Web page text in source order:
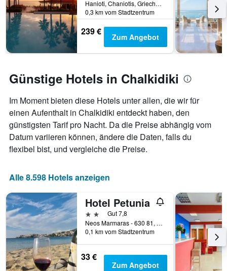
Hanioti, Chaniotis, Griechenland
0,3 km vom Stadtzentrum
239 € Zum Angebot
Günstige Hotels in Chalkidiki
Im Moment bieten diese Hotels unter allen, die wir für
einen Aufenthalt in Chalkidiki entdeckt haben, den
günstigsten Tarif pro Nacht. Da die Preise abhängig vom
Datum variieren können, ändere die Daten, falls du
flexibel bist, und vergleiche die Preise.
Alle 8.598 Hotels anzeigen
Hotel Petunia
2 SterneGut 7,8
Neos Marmaras - 630 81, Néos Marmarás, Griechenland
0,1 km vom Stadtzentrum
33 €
Zum Angebot